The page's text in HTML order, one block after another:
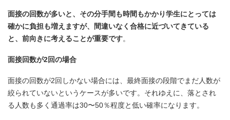
面接の回数が多いと、その分手間も時間もかかり学生にとっては
確かに負担も増えますが、間違いなく合格に近づいてきている
と、前向きに考えることが重要です。
面接回数が2回の場合
面接の回数が2回しかない場合には、最終面接の段階でまだ人数が
絞られていないというケースが多いです。それゆえに、落とされ
る人数も多く通過率は30〜50％程度と低い確率になります。